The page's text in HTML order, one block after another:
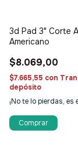
3d Pad 3" Corte
Americano
$8.069,00
$7.665,55 con
depósito
¡No te lo pierdas, es